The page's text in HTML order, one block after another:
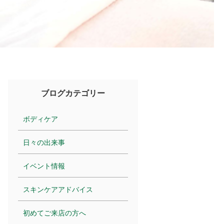
ブログカテゴリー
ボディケア
日々の出来事
イベント情報
スキンケアアドバイス
初めてご来店の方へ